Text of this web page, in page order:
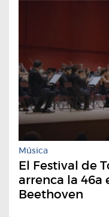
Música
El Festival de
arrenca la
Beethoven